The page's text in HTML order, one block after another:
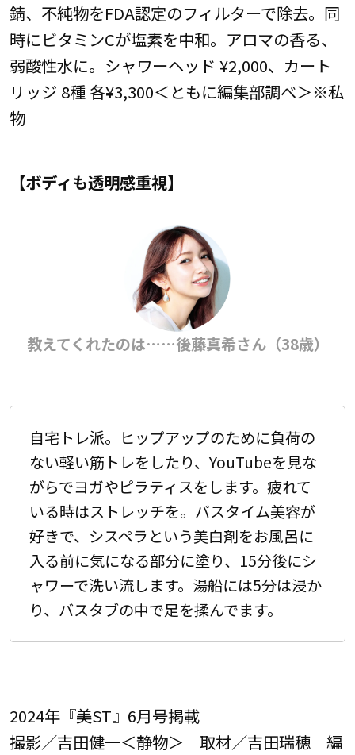
錆、不純物をFDA認定のフィルターで除去。同
時にビタミンCが塩素を中和。アロマの香る、
弱酸性水に。シャワーヘッド ¥2,000、カート
リッジ 8種 各¥3,300＜ともに編集部調べ＞※私
物
【ボディも透明感重視】
教えてくれたのは……後藤真希さん（38歳）
自宅トレ派。ヒップアップのために負荷の
ない軽い筋トレをしたり、YouTubeを見な
がらでヨガやピラティスをします。疲れて
いる時はストレッチを。バスタイム美容が
好きで、シスペラという美白剤をお風呂に
入る前に気になる部分に塗り、15分後にシ
ャワーで洗い流します。湯船には5分は浸か
り、バスタブの中で足を揉んでます。
2024年『美ST』6月号掲載
撮影／吉田健一＜静物＞ 取材／吉田瑞穂 編